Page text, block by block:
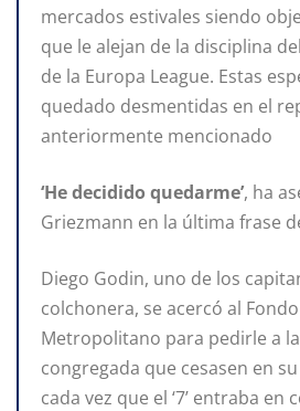
mercados estivales siendo
que le alejan de la disciplina
de la Europa League. Estas
quedado desmentidas en el
anteriormente mencionado
‘He decidido quedarme’, ha
Griezmann en la última frase
Diego Godin, uno de los
colchonera, se acercó al
Metropolitano para pedirle a
congregada que cesasen en
cada vez que el ‘7’ entraba en